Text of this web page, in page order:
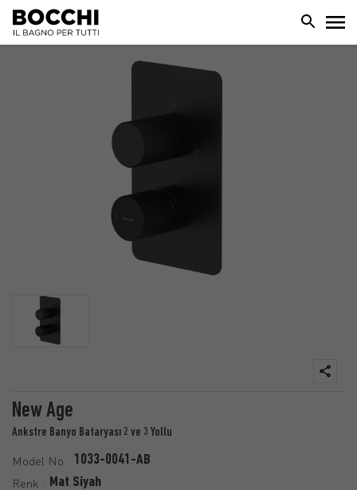
New Age
Ankstre Banyo Bataryası 2 ve 3 Yollu
Model No : 1033-0041-AB
Renk : Mat Siyah